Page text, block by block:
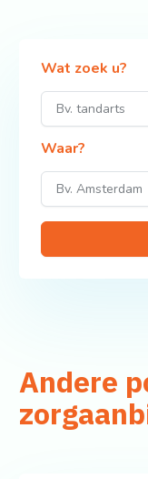
Wat zoek u?
Waar?
Andere